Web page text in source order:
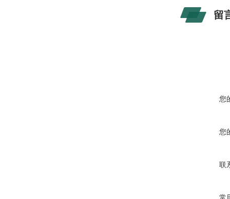
留
您
您
联